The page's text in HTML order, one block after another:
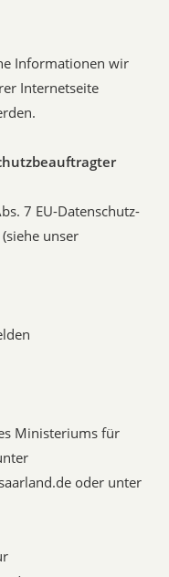
Informationen wir
Internetseite
7 EU-Datenschutz-
unser
Ministeriums für
oder unter